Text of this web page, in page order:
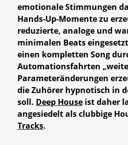
emotionale Stimmungen
Hands-Up-Momente zu
reduzierte, analoge und
minimalen Beats
einen kompletten Song
Automationsfahrten
Parameteränderungen
die Zuhörer hypnotisch in
soll. Deep House ist daher
angesiedelt als clubbige
Tracks.